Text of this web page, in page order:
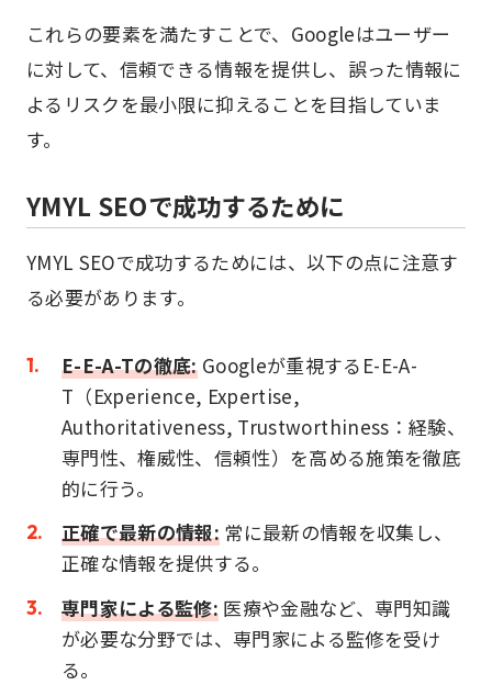
これらの要素を満たすことで、Googleはユーザー
に対して、信頼できる情報を提供し、誤った情報に
よるリスクを最小限に抑えることを目指していま
す。
YMYL SEOで成功するために
YMYL SEOで成功するためには、以下の点に注意す
る必要があります。
E-E-A-Tの徹底:Googleが重視するE-E-A-
T（Experience, Expertise,
Authoritativeness, Trustworthiness：経験、
専門性、権威性、信頼性）を高める施策を徹底
的に行う。
正確で最新の情報: 常に最新の情報を収集し、
正確な情報を提供する。
専門家による監修: 医療や金融など、専門知識
が必要な分野では、専門家による監修を受け
る。